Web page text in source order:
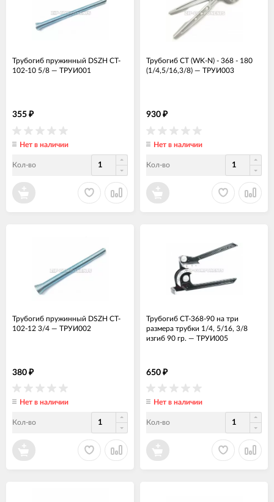
Трубогиб пружинный DSZH CT-
102-10 5/8 — ТРУИ001
355 ₽
Нет в наличии
Кол-во
Трубогиб CT (WK-N) - 368 - 180
(1/4,5/16,3/8) — ТРУИ003
930 ₽
Нет в наличии
Кол-во
Трубогиб пружинный DSZH CT-
102-12 3/4 — ТРУИ002
380 ₽
Нет в наличии
Кол-во
Трубогиб CT-368-90 на три
размера трубки 1/4, 5/16, 3/8
изгиб 90 гр. — ТРУИ005
650 ₽
Нет в наличии
Кол-во